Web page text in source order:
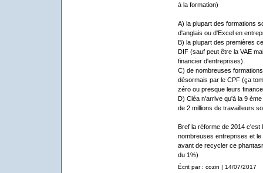
à la formation)
A) la plupart des formations
d'anglais ou d'Excel en
B) la plupart des premières
DIF (sauf peut être la VAE
financier d'entreprises)
C) de nombreuses
désormais par le CPF (ça
zéro ou presque leurs
D) Cléa n'arrive qu'à la 9
de 2 millions de travailleurs
Bref la réforme de 2014 c'est
nombreuses entreprises et
avant de recycler ce
du 1%)
Écrit par : cozin | 14/07/2017